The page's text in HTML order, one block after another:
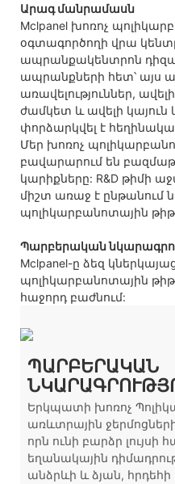
Արագ մանրամասն
Mclpanel խոռոչ
օգտագործողի վրա
ապրանքակենտրոն
ապրանքների հետ՝ այս
առավելություններ,
ժամկետ և ավելի կայուն
փորձարկվել է
Մեր խոռոչ
բավարարում են
կարիքները: R&D թիմի
միշտ առաջ է ընթանում
պոլիկարբանոտային
Պարբերական
Mclpanel-ը ձեզ
պոլիկարբանոտային
հաջորդ բաժնում:
ՊԱՐԲԵՐԱԿԱՆ
Երկպատի խոռոչ
առևտրային
որն ունի բարձր լույսի
եղանակային
անձրևի և ձյան,